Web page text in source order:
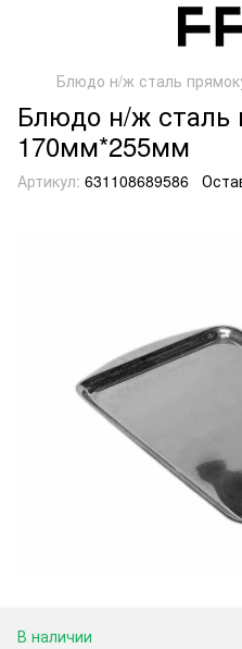
Блюдо н/ж сталь
Блюдо н/ж сталь
170мм*255мм
Артикул: 631108689586
В наличии